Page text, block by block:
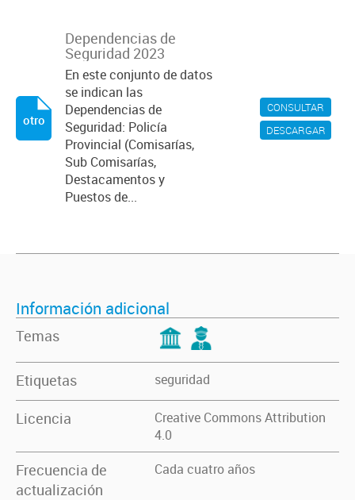
CONSULTAR
DESCARGAR
Dependencias de
Seguridad 2023
En este conjunto de datos
se indican las
Dependencias de
Seguridad: Policía
Provincial (Comisarías,
Sub Comisarías,
Destacamentos y
Puestos de...
otro
Información adicional
Temas
Etiquetas seguridad
Licencia
Creative Commons Attribution
4.0
Frecuencia de
actualización
Cada cuatro años